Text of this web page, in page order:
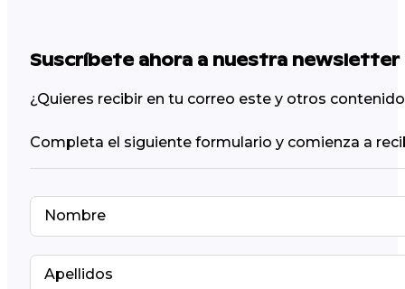
Suscríbete ahora a nuestra newsletter
¿Quieres recibir en tu correo este y otros
Completa el siguiente formulario y comienza a